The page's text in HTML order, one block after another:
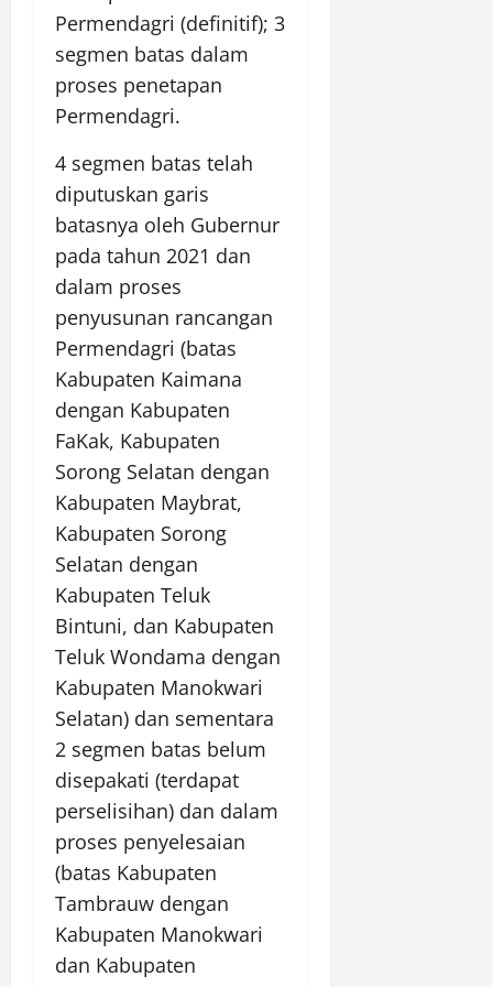
Permendagri (definitif); 3
segmen batas dalam
proses penetapan
Permendagri.
4 segmen batas telah
diputuskan garis
batasnya oleh Gubernur
pada tahun 2021 dan
dalam proses
penyusunan rancangan
Permendagri (batas
Kabupaten Kaimana
dengan Kabupaten
FaKak, Kabupaten
Sorong Selatan dengan
Kabupaten Maybrat,
Kabupaten Sorong
Selatan dengan
Kabupaten Teluk
Bintuni, dan Kabupaten
Teluk Wondama dengan
Kabupaten Manokwari
Selatan) dan sementara
2 segmen batas belum
disepakati (terdapat
perselisihan) dan dalam
proses penyelesaian
(batas Kabupaten
Tambrauw dengan
Kabupaten Manokwari
dan Kabupaten